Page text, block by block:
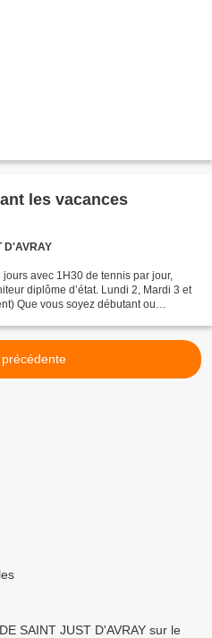
les vacances
D'AVRAY
avec 1H30 de tennis par jour,
diplôme d’état. Lundi 2, Mardi 3 et
Que vous soyez débutant ou
SAINT JUST D'AVRAY sur le